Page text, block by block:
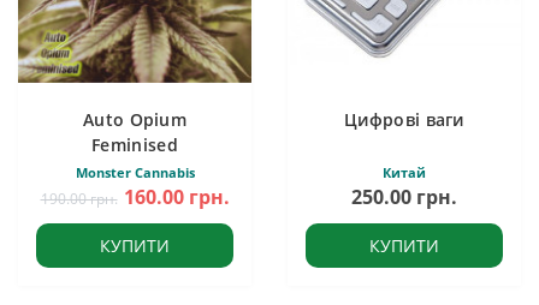
Auto Opium
Feminised
Monster Cannabis
190.00 грн. 160.00 грн.
КУПИТИ
Цифрові ваги
Китай
250.00 грн.
КУПИТИ